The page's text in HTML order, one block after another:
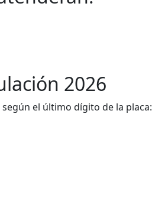
2026
el último dígito de la placa: